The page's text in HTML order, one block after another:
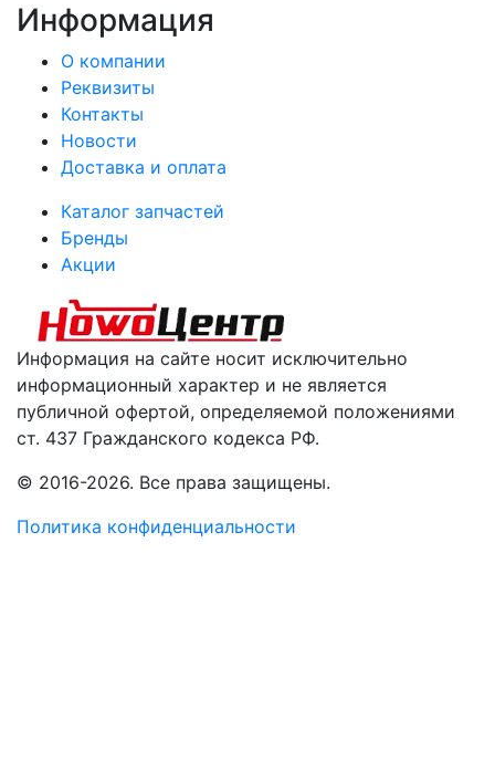
Информация на сайте носит исключительно
информационный характер и не является
публичной офертой, определяемой положениями
ст. 437 Гражданского кодекса РФ.
Информация
О компании
Реквизиты
Контакты
Новости
Доставка и оплата
Каталог запчастей
Бренды
Акции
© 2016-2026. Все права защищены.
Политика конфиденциальности